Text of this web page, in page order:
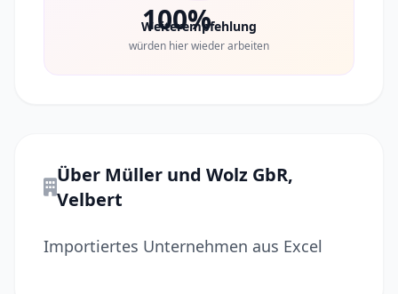
100%
Weiterempfehlung
würden hier wieder arbeiten
Über Müller und Wolz GbR,
Velbert
Importiertes Unternehmen aus Excel